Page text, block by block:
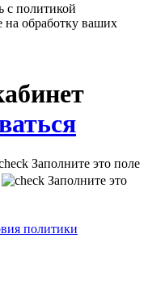
с политикой
на обработку ваших
Заполните это поле
Заполните это
политики